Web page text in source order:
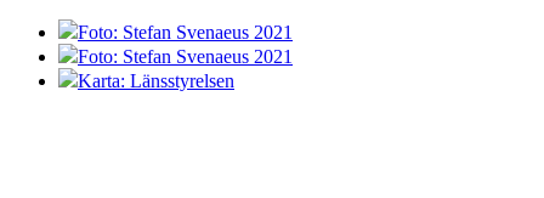
Foto: Stefan Svenaeus 2021
Foto: Stefan Svenaeus 2021
Karta: Länsstyrelsen